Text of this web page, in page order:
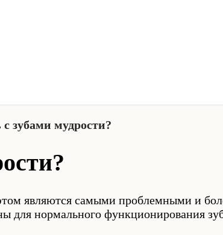
с зубами мудрости?
являются самыми проблемными и
для нормального функционирования